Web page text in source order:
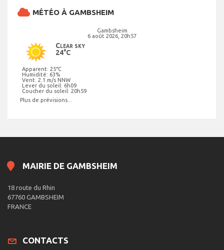
MÉTÉO À GAMBSHEIM
Gambsheim
6 août 2026, 20h57
Clear sky
24°C
Apparent: 25°C
Humidité: 63%
Vent: 2.1 m/s NNW
Lever du soleil: 6h09
Coucher du soleil: 20h59
Plus de prévisions...
MAIRIE DE GAMBSHEIM
18 route du Rhin
67760 GAMBSHEIM
FRANCE
CONTACTS